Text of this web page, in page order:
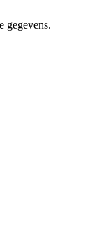
gegevens.